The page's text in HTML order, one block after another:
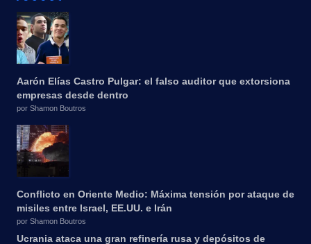
Aarón Elías Castro Pulgar: el falso auditor que extorsiona
empresas desde dentro
por Shamon Boutros
Conflicto en Oriente Medio: Máxima tensión por ataque de
misiles entre Israel, EE.UU. e Irán
por Shamon Boutros
Ucrania ataca una gran refinería rusa y depósitos de